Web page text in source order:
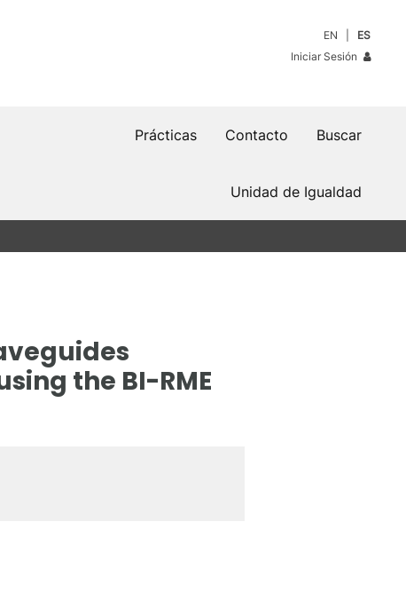
EN
ES
Iniciar Sesión
Buscar
Contacto
Prácticas
Unidad de Igualdad
the BI-RME